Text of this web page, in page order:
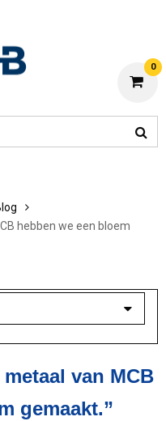
0
hebben we een bloem
van MCB
gemaakt.”